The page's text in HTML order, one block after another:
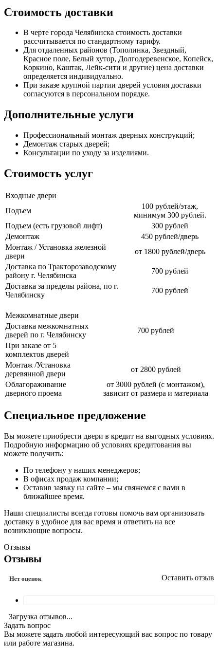
Стоимость доставки
В черте города Челябинска стоимость доставки
рассчитывается по стандартному тарифу.
Для отдаленных районов (Тополинка, Звездный,
Красное поле, Белый хутор, Долгодеревенское, Копейск,
Коркино, Каштак, Лейк-сити и другие) цена доставки
определяется индивидуально.
При заказе крупной партии дверей условия доставки
согласуются в персональном порядке.
Дополнительные услуги
Профессиональный монтаж дверных конструкций;
Демонтаж старых дверей;
Консультации по уходу за изделиями.
Стоимость услуг
Входные двери
Подъем
100 рублей/этаж,
минимум 300 рублей.
Подъем (есть грузовой лифт)
300 рублей
Демонтаж
450 рублей/дверь
Монтаж / Установка железной
двери
от 1800 рублей/дверь
Доставка по Тракторозаводскому
району г. Челябинска
700 рублей
Доставка за пределы района, по г.
Челябинску
700 рублей
Межкомнатные двери
Доставка межкомнатных
дверей по г. Челябинску
700 рублей
При заказе от 5
комплектов дверей
Монтаж /Установка
деревянной двери
от 2800 рублей
Облагораживание
дверного проема
от 3000 рублей (с монтажом),
зависит от размера и материала
Специальное предложение
Вы можете приобрести двери в кредит на выгодных условиях.
Подробную информацию об условиях кредитования вы
можете получить:
По телефону у наших менеджеров;
В офисах продаж компании;
Оставив заявку на сайте – мы свяжемся с вами в
ближайшее время.
Наши специалисты всегда готовы помочь вам организовать
доставку в удобное для вас время и ответить на все
возникающие вопросы.
Отзывы
Отзывы
Нет оценок Оставить отзыв
Загрузка отзывов...
Задать вопрос
Вы можете задать любой интересующий вас вопрос по товару
или работе магазина.